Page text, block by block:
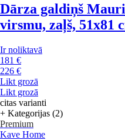
Dārza galdiņš
virsmu, zaļš, 51x81
Ir noliktavā
181 €
226 €
Likt grozā
Likt grozā
citas varianti
+ Kategorijas (2)
Premium
Kave Home